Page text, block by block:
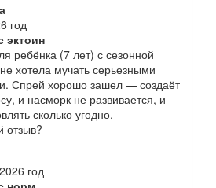
год
эктоин
ребёнка (7 лет) с сезонной
хотела мучать серьезными
Спрей хорошо зашел — создаёт
и насморк не развивается, и
сколько угодно.
отзыв?
год